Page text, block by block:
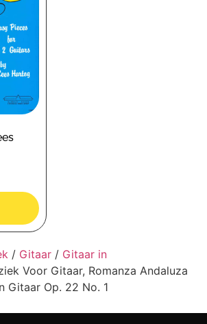
/ Gitaar / Gitaar in
Voor Gitaar, Romanza Andaluza
Gitaar Op. 22 No. 1